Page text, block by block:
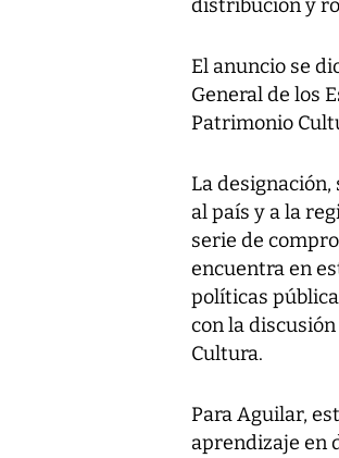
distribución y
El anuncio se
General de los
Patrimonio
La
al país y a la
serie de
encuentra en
políticas
con la
Cultura.
Para Aguilar,
aprendizaje en